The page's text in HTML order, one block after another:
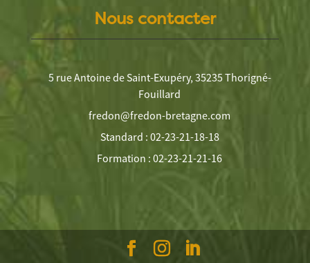
Nous contacter
5 rue Antoine de Saint-Exupéry, 35235 Thorigné-
Fouillard
fredon@fredon-bretagne.com
Standard : 02-23-21-18-18
Formation : 02-23-21-21-16